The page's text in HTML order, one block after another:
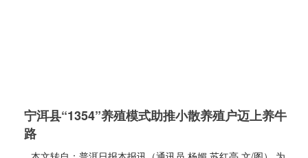
宁洱县“1354”养殖模式助推小散养殖户迈上养牛
路